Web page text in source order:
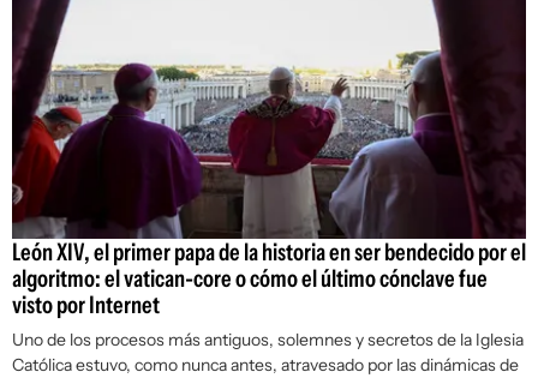
León XIV, el primer papa de la historia en ser bendecido por el
algoritmo: el vatican-core o cómo el último cónclave fue
visto por Internet
Uno de los procesos más antiguos, solemnes y secretos de la Iglesia
Católica estuvo, como nunca antes, atravesado por las dinámicas de